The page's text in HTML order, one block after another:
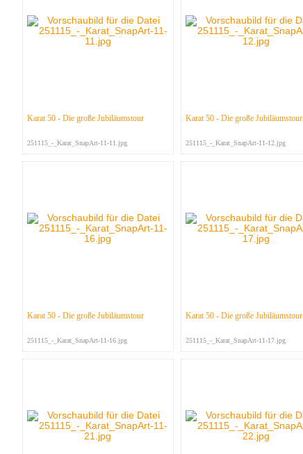
Karat 50 - Die große Jubiläumstour
251115_-_Karat_SnapArt-11-11.jpg
Karat 50 - Die große Jubiläumstour
251115_-_Karat_SnapArt-11-12.jpg
Karat 50 - Die große Jubiläumstour
251115_-_Karat_SnapArt-11-16.jpg
Karat 50 - Die große Jubiläumstour
251115_-_Karat_SnapArt-11-17.jpg